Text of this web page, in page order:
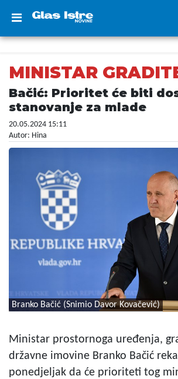
MINISTAR
Bačić: Prioritet će biti
stanovanje za mlade
20.05.2024 15:11
Autor: Hina
Branko Bačić (Snimio Davor Kovačević)
Ministar prostornoga uređenja,
državne imovine Branko Bačić
ponedjeljak da će prioriteti tog